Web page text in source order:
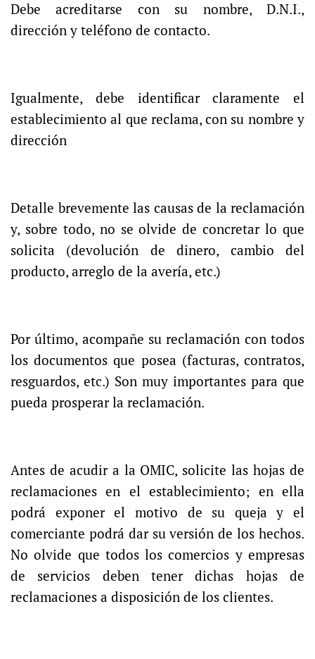
Debe acreditarse con su nombre, D.N.I.,
dirección y teléfono de contacto.
Igualmente, debe identificar claramente el
establecimiento al que reclama, con su nombre y
dirección
Detalle brevemente las causas de la reclamación
y, sobre todo, no se olvide de concretar lo que
solicita (devolución de dinero, cambio del
producto, arreglo de la avería, etc.)
Por último, acompañe su reclamación con todos
los documentos que posea (facturas, contratos,
resguardos, etc.) Son muy importantes para que
pueda prosperar la reclamación.
Antes de acudir a la OMIC, solicite las hojas de
reclamaciones en el establecimiento; en ella
podrá exponer el motivo de su queja y el
comerciante podrá dar su versión de los hechos.
No olvide que todos los comercios y empresas
de servicios deben tener dichas hojas de
reclamaciones a disposición de los clientes.